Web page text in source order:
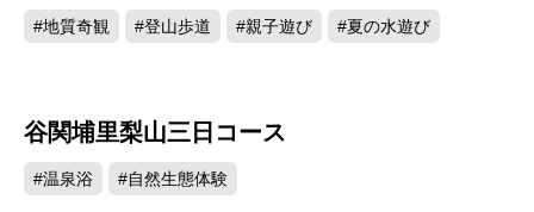
#地質奇観 #登山歩道 #親子遊び #夏の水遊び
谷関埔里梨山三日コース
#温泉浴 #自然生態体験